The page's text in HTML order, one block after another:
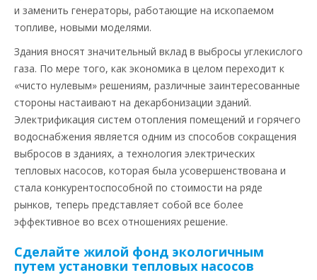
и заменить генераторы, работающие на ископаемом
топливе, новыми моделями.
Здания вносят значительный вклад в выбросы углекислого
газа. По мере того, как экономика в целом переходит к
«чисто нулевым» решениям, различные заинтересованные
стороны настаивают на декарбонизации зданий.
Электрификация систем отопления помещений и горячего
водоснабжения является одним из способов сокращения
выбросов в зданиях, а технология электрических
тепловых насосов, которая была усовершенствована и
стала конкурентоспособной по стоимости на ряде
рынков, теперь представляет собой все более
эффективное во всех отношениях решение.
Сделайте жилой фонд экологичным
путем установки тепловых насосов